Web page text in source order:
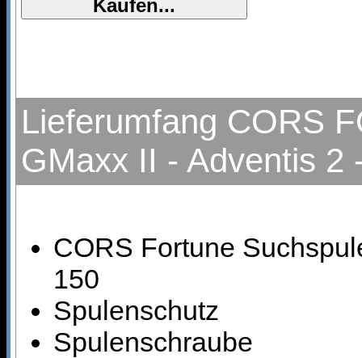
Lieferumfang CORS
GMaxx II - Adventis 2
CORS Fortune
150
Spulenschutz
Spulenschraube